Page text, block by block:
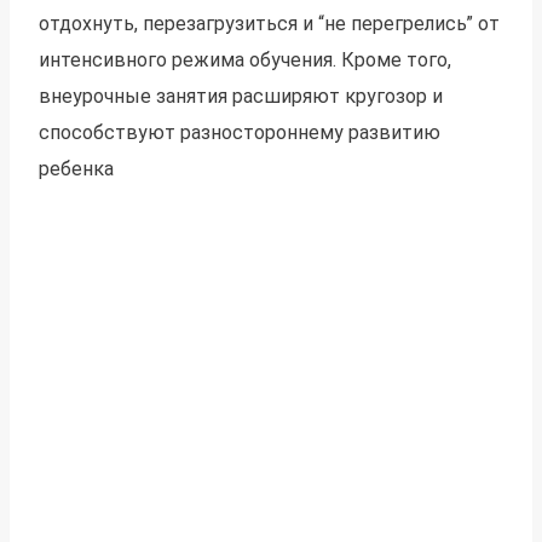
отдохнуть, перезагрузиться и “не перегрелись” от
интенсивного режима обучения. Кроме того,
внеурочные занятия расширяют кругозор и
способствуют разностороннему развитию
ребенка